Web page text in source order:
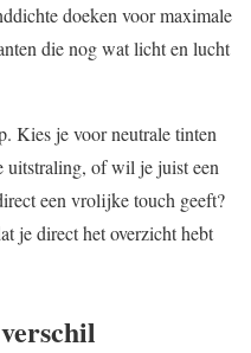
doeken voor maximale
die nog wat licht en lucht
Kies je voor neutrale tinten
uitstraling, of wil je juist een
een vrolijke touch geeft?
je direct het overzicht hebt